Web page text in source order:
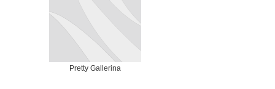
Pretty Gallerina